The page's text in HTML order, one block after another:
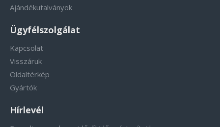
Ajándékutalványok
Ügyfélszolgálat
Kapcsolat
Visszáruk
Oldaltérkép
Gyártók
Hírlevél